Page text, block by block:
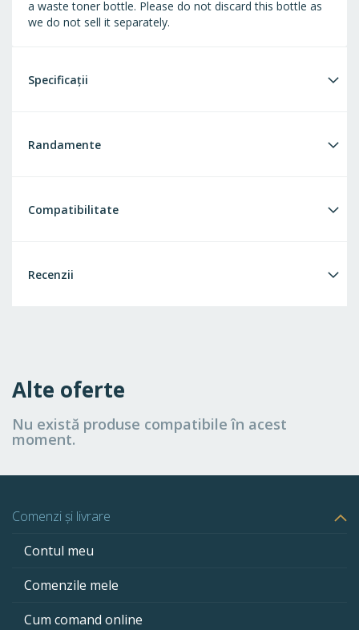
a waste toner bottle. Please do not discard this bottle as
we do not sell it separately.
Specificații
Randamente
Compatibilitate
Recenzii
Alte oferte
Nu există produse compatibile în acest
moment.
Comenzi și livrare
Contul meu
Comenzile mele
Cum comand online